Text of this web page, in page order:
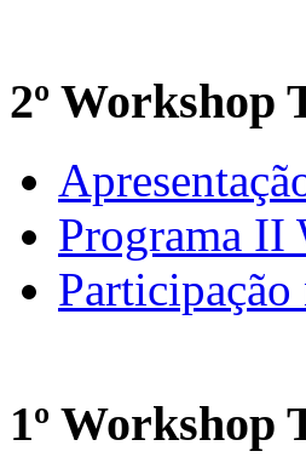
2º Workshop
Programa II
1º Workshop